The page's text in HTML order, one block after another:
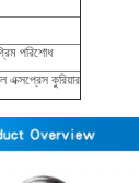
পরিশোধ
এক্সপ্রেস কুরিয়ার